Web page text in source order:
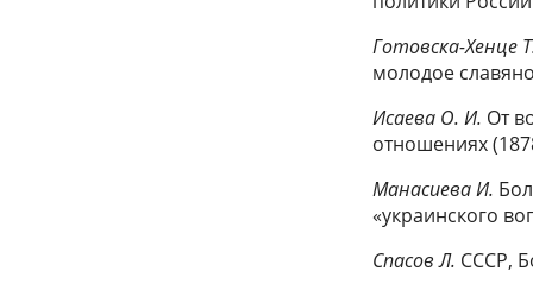
Готовска-Хенце
молодое
Исаева О. И. От
отношениях
Манасиева И.
«украинского
Спасов Л. СССР,